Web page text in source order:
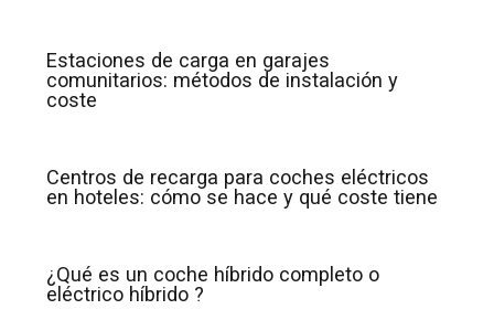
Estaciones de carga en garajes
comunitarios: métodos de instalación y
coste
Centros de recarga para coches eléctricos
en hoteles: cómo se hace y qué coste tiene
¿Qué es un coche híbrido completo o
eléctrico híbrido ?